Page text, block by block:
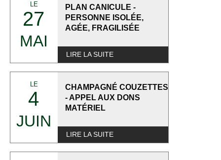
LE
27
MAI
PLAN CANICULE -
PERSONNE ISOLÉE,
AGÉE, FRAGILISÉE
LIRE LA SUITE
LE
4
JUIN
CHAMPAGNÉ COUZETTES
- APPEL AUX DONS
MATÉRIEL
LIRE LA SUITE